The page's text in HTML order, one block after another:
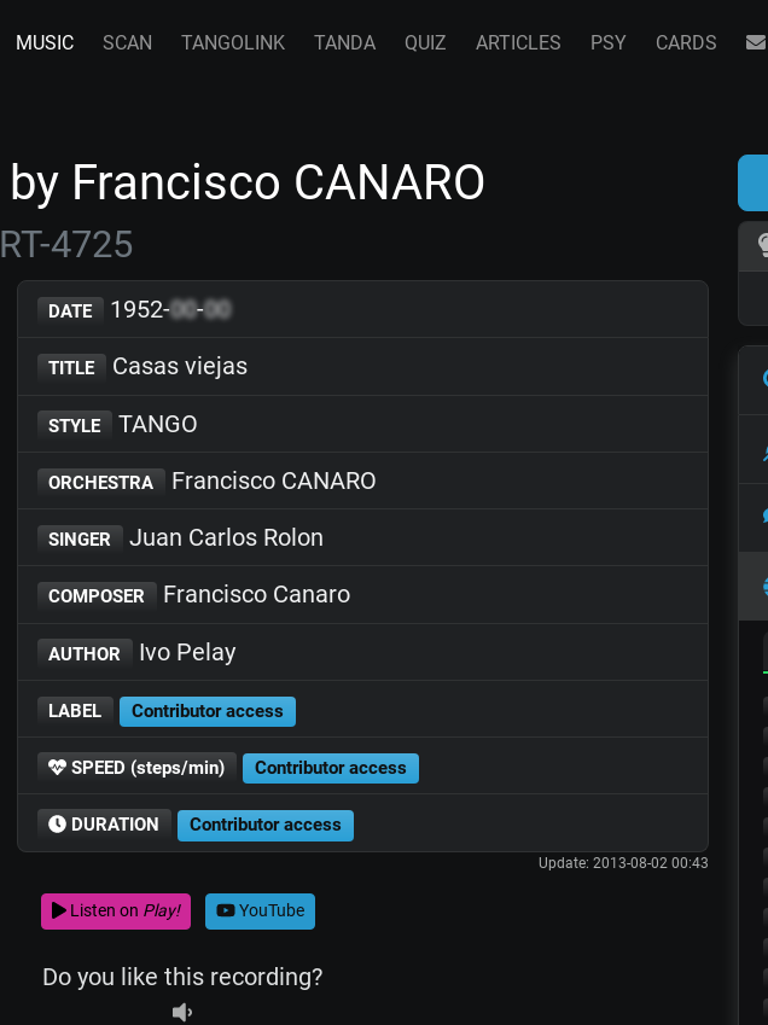
MUSIC SCAN TANGOLINK TANDA QUIZ ARTICLES PSY CARDS
Francisco CANARO
4725
DATE 1952-00-00
TITLE Casas viejas
STYLE TANGO
ORCHESTRA Francisco CANARO
SINGER Juan Carlos Rolon
COMPOSER Francisco Canaro
AUTHOR Ivo Pelay
LABEL Contributor access
SPEED (steps/min) Contributor access
DURATION Contributor access
Update: 2013-08-02 00:43
Listen on Play! YouTube
Do you like this recording?